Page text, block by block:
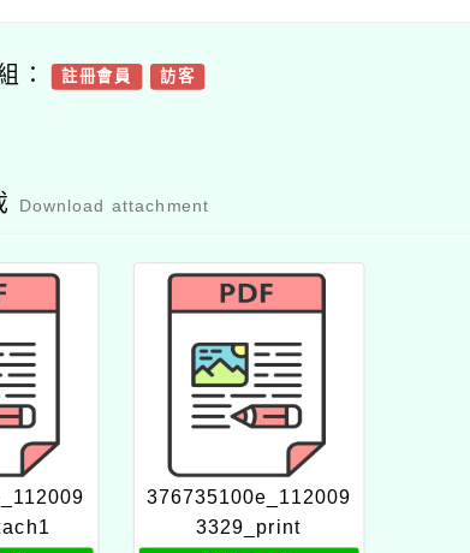
： 註冊會員 訪客
Download attachment
376735100e_112009
3329_print